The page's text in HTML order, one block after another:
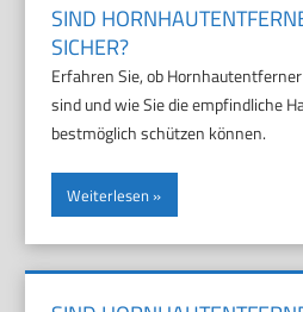
SIND
SICHER?
Erfahren Sie, ob
sind und wie Sie die empfindliche
bestmöglich schützen können.
Weiterlesen